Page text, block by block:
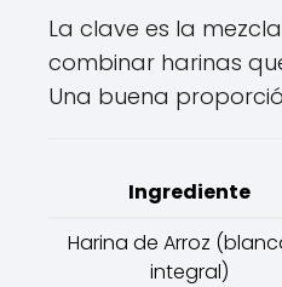
La clave es la
combinar harinas
Una buena
Ingrediente
Harina de Arroz
integral)